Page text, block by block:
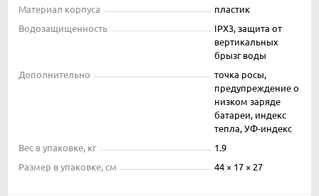
Материал корпуса
пластик
Водозащищенность
IPX3, защита от
вертикальных
брызг воды
Дополнительно
точка росы,
предупреждение о
низком заряде
батареи, индекс
тепла, УФ-индекс
Вес в упаковке, кг
1.9
Размер в упаковке, см
44 × 17 × 27